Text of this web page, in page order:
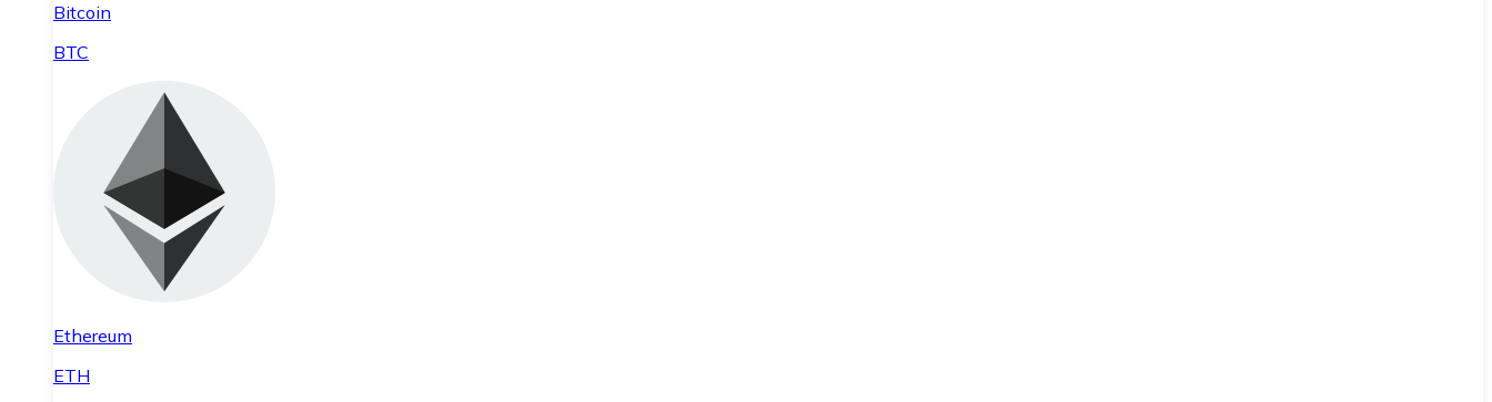
Bitcoin
BTC
Ethereum
ETH